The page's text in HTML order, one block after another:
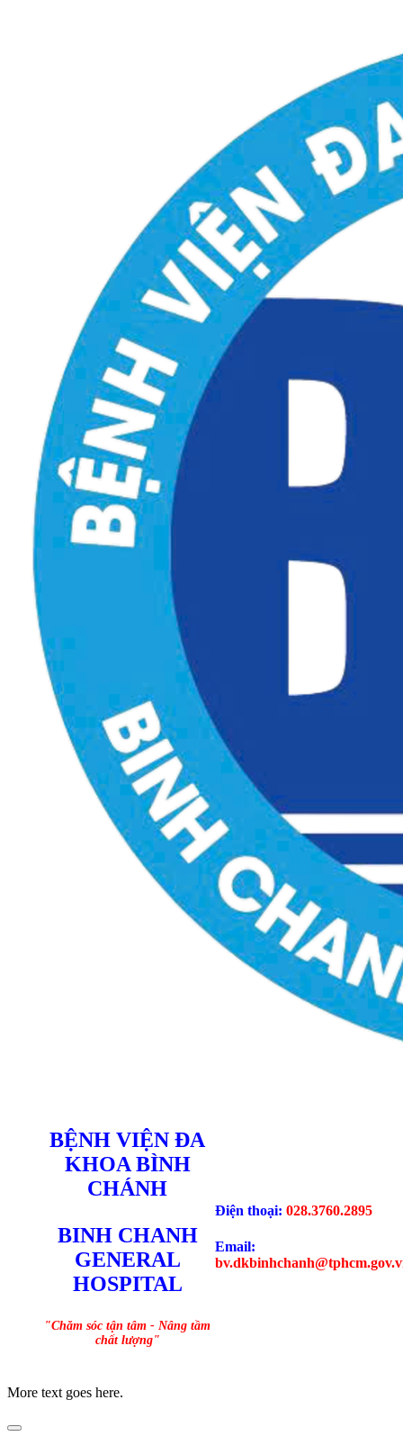
BỆNH VIỆN ĐA
KHOA BÌNH
CHÁNH
BINH CHANH
GENERAL
HOSPITAL
"Chăm sóc tận tâm - Nâng tầm
chất lượng"
Điện thoại: 028.3760.2895
Email:
More text goes here.